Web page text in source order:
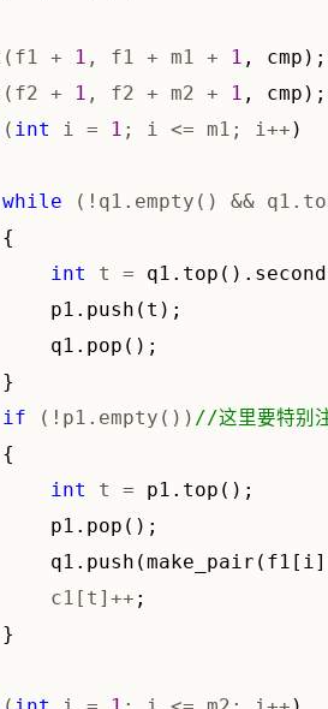
+
1 , f1 + m1 + 1
+
1 , f2 + m2 + 1
( int i = 1 ; i <= m1; i++
while (!q1.empty() &&
int
t =
if (!p1.empty()) //这里要特别
int t =
c1[t]++